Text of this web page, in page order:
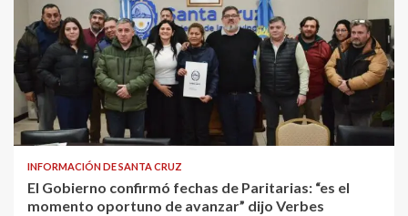
INFORMACIÓN DE SANTA CRUZ
El Gobierno confirmó fechas de Paritarias: “es el
momento oportuno de avanzar” dijo Verbes